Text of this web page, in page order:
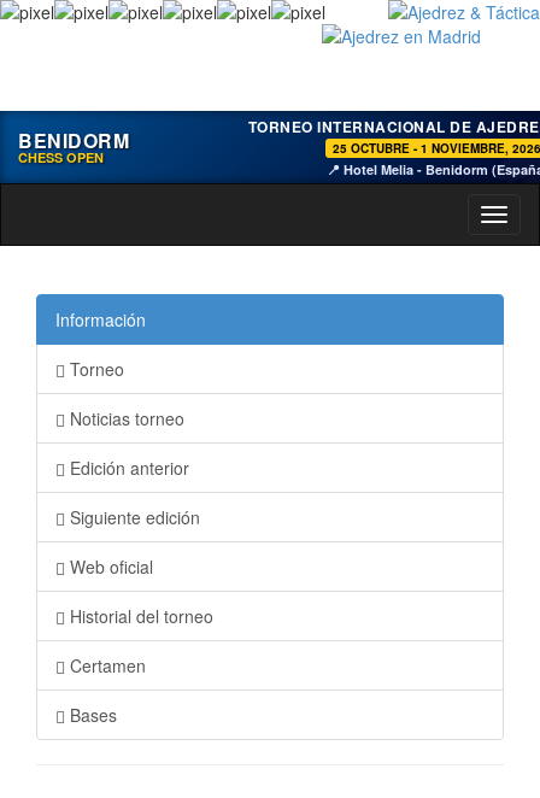
BENIDORM
CHESS OPEN
TORNEO INTERNACIONAL DE
25 OCTUBRE - 1 NOVIEMBRE, 2026
📍 Hotel Melia - Benidorm
Información
Torneo
Noticias torneo
Edición anterior
Siguiente edición
Web oficial
Historial del torneo
Certamen
Bases